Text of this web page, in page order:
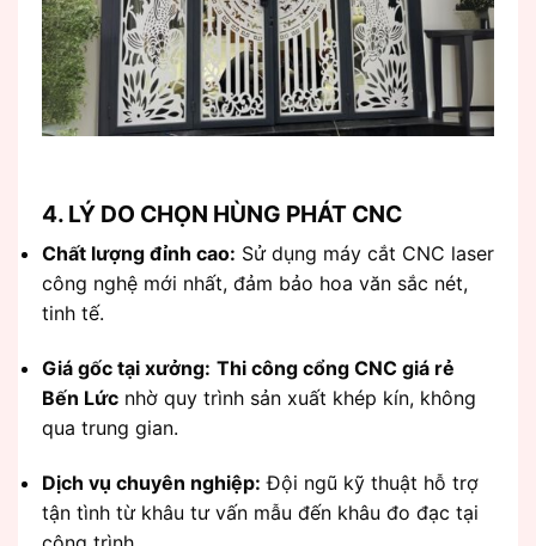
4. LÝ DO CHỌN HÙNG PHÁT CNC
Chất lượng đỉnh cao: Sử dụng máy cắt CNC laser
công nghệ mới nhất, đảm bảo hoa văn sắc nét,
tinh tế.
Giá gốc tại xưởng: Thi công cổng CNC giá rẻ
Bến Lức nhờ quy trình sản xuất khép kín, không
qua trung gian.
Dịch vụ chuyên nghiệp: Đội ngũ kỹ thuật hỗ trợ
tận tình từ khâu tư vấn mẫu đến khâu đo đạc tại